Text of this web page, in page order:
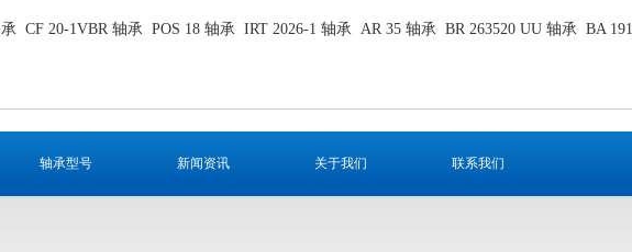
承 CF 20-1VBR 轴承 POS 18 轴承 IRT 2026-1 轴承 AR 35 轴承 BR 263520 UU 轴承 BA
轴承型号 新闻资讯 关于我们 联系我们